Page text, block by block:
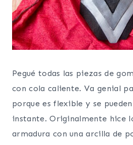
Pegué todas las piezas de
con cola caliente. Va genial
porque es flexible y se
instante. Originalmente hice
armadura con una arcilla de